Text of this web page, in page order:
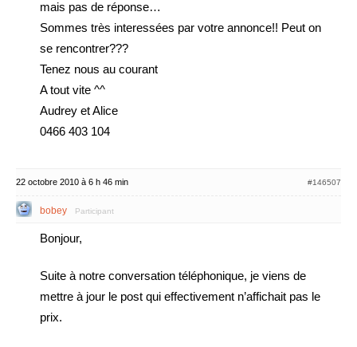
mais pas de réponse…
Sommes très interessées par votre annonce!! Peut on
se rencontrer???
Tenez nous au courant
A tout vite ^^
Audrey et Alice
0466 403 104
22 octobre 2010 à 6 h 46 min #146507
bobey Participant
Bonjour,
Suite à notre conversation téléphonique, je viens de
mettre à jour le post qui effectivement n’affichait pas le
prix.